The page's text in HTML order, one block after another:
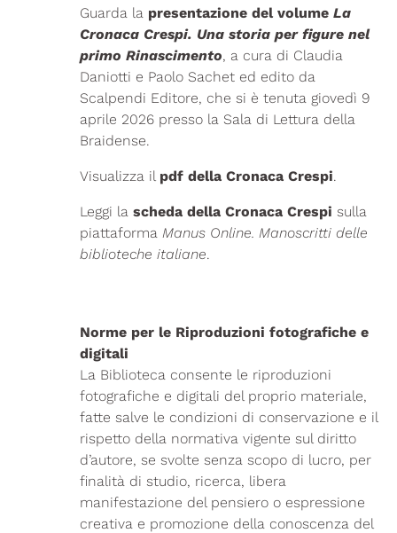
Guarda la presentazione del volume La
Cronaca Crespi. Una storia per figure nel
primo Rinascimento, a cura di Claudia
Daniotti e Paolo Sachet ed edito da
Scalpendi Editore, che si è tenuta giovedì 9
aprile 2026 presso la Sala di Lettura della
Braidense.
Visualizza il pdf della Cronaca Crespi.
Leggi la scheda della Cronaca Crespi sulla
piattaforma Manus Online. Manoscritti delle
biblioteche italiane.
Norme per le Riproduzioni fotografiche e
digitali
La Biblioteca consente le riproduzioni
fotografiche e digitali del proprio materiale,
fatte salve le condizioni di conservazione e il
rispetto della normativa vigente sul diritto
d’autore, se svolte senza scopo di lucro, per
finalità di studio, ricerca, libera
manifestazione del pensiero o espressione
creativa e promozione della conoscenza del